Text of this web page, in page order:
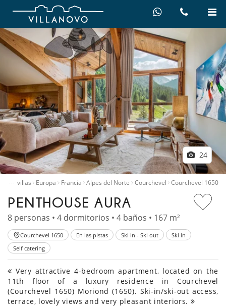
24
… villas Europa Francia Alpes del Norte Courchevel Courchevel 1650
PENTHOUSE AURA
8 personas • 4 dormitorios • 4 baños • 167 m²
Courchevel 1650 En las pistas Ski in - Ski out
Ski in
Self catering
Very attractive 4-bedroom apartment, located on the
11th floor of a luxury residence in Courchevel
(Courchevel 1650) Moriond (1650). Ski-in/ski-out access,
terrace, lovely views and very pleasant interiors.